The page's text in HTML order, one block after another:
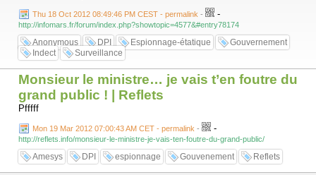
Thu 18 Oct 2012 08:49:46 PM CEST - permalink - -
http://infomars.fr/forum/index.php?showtopic=4577&#entry78174
Anonymous DPI Espionnage-étatique
Gouvernement
Indect
Surveillance
Monsieur le ministre… je vais t’en foutre du
grand public ! | Reflets
Pfffff
Mon 19 Mar 2012 07:00:43 AM CET - permalink - -
http://reflets.info/monsieur-le-ministre-je-vais-ten-foutre-du-grand-public/
Amesys DPI espionnage Gouvenement Reflets